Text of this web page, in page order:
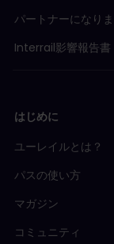
パートナーになり
Interrail影響報告書
はじめに
ユーレイルとは？
パスの使い方
マガジン
コミュニティ